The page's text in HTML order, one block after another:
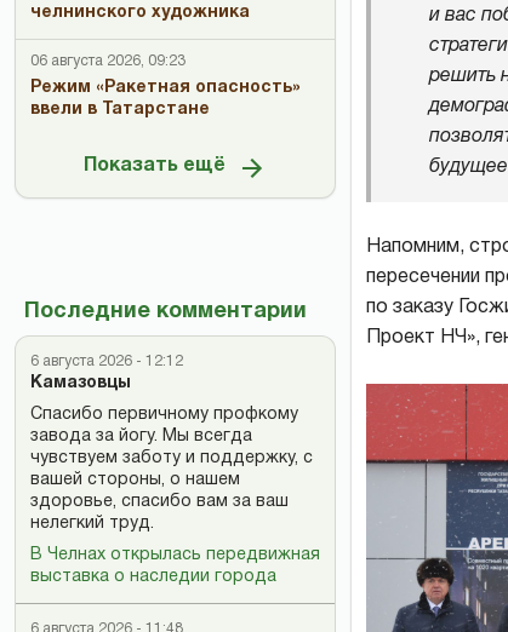
челнинского художника
06 августа 2026, 09:23
Режим «Ракетная опасность»
ввели в Татарстане
Показать ещё
Последние комментарии
6 августа 2026 - 12:12
Камазовцы
Спасибо первичному профкому
завода за йогу. Мы всегда
чувствуем заботу и поддержку, с
вашей стороны, о нашем
здоровье, спасибо вам за ваш
нелегкий труд.
В Челнах открылась передвижная
выставка о наследии города
6 августа 2026 - 11:48
и вас
решить
будущее
Напомним,
пересечении
по заказу
Проект НЧ»,